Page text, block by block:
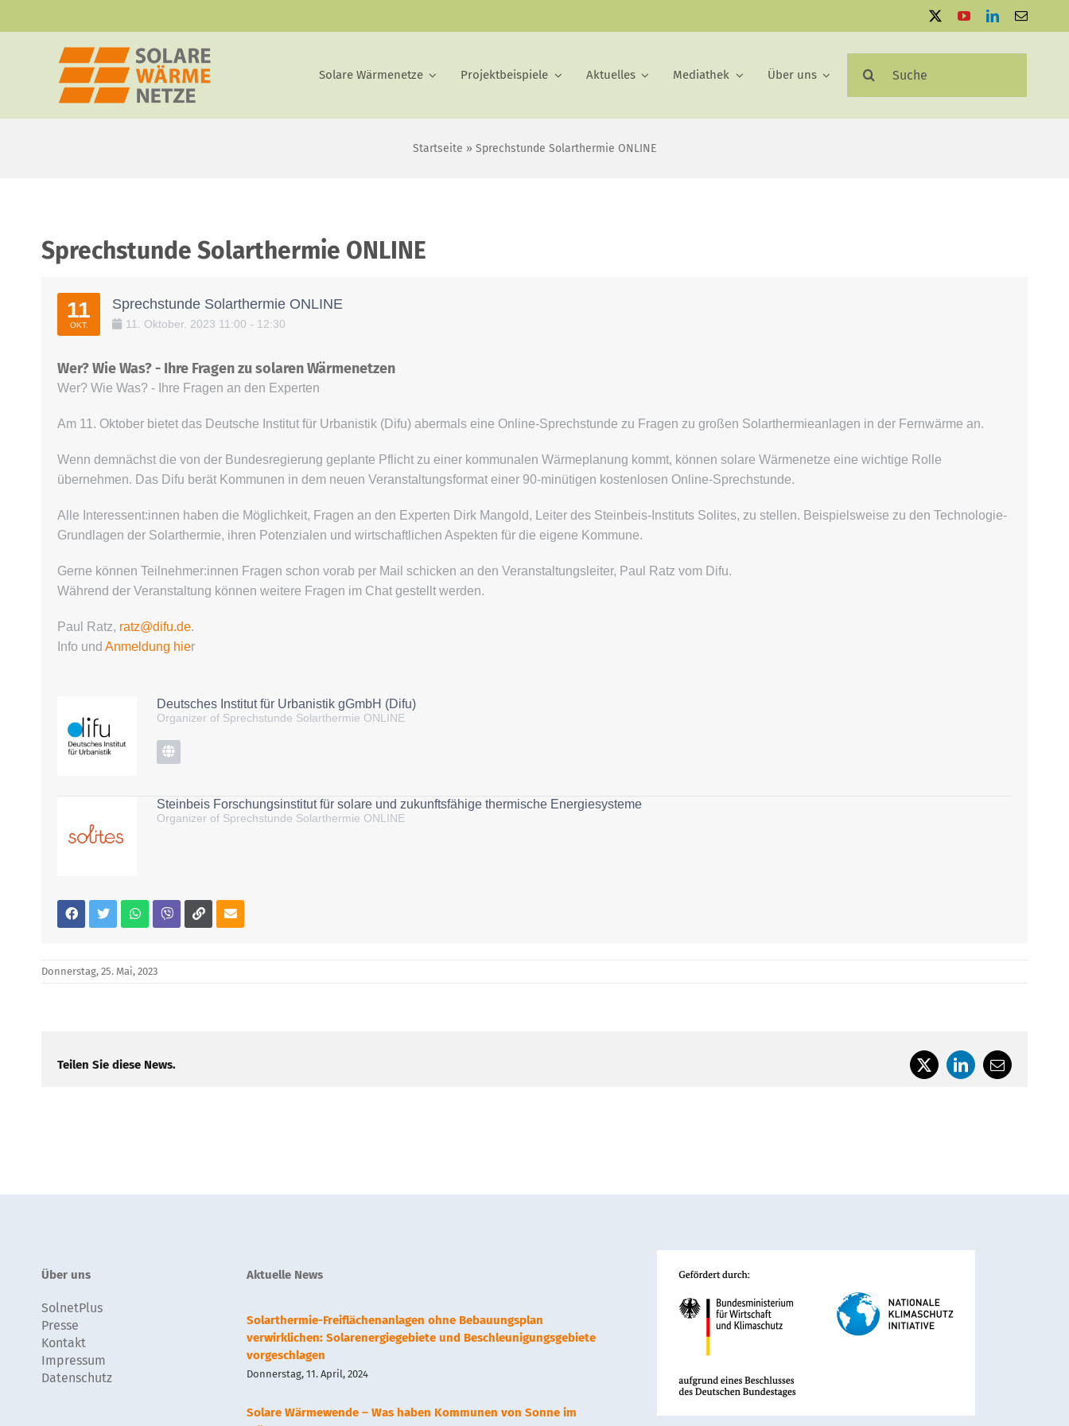
Solare Wärmenetze Projektbeispiele Aktuelles Mediathek Über uns
nach:
Startseite » Sprechstunde Solarthermie ONLINE
Sprechstunde Solarthermie ONLINE
11
OKT.
Sprechstunde Solarthermie ONLINE
11 Oktober. 2023 11:00 - 12:30
Wer? Wie Was? - Ihre Fragen zu solaren Wärmenetzen
Wer? Wie Was? - Ihre Fragen an den Experten
Am 11. Oktober bietet das Deutsche Institut für Urbanistik (Difu) abermals eine Online-Sprechstunde zu Fragen zu großen Solarthermieanlagen in der Fernwärme an.
Wenn demnächst die von der Bundesregierung geplante Pflicht zu einer kommunalen Wärmeplanung kommt, können solare Wärmenetze eine wichtige Rolle
übernehmen. Das Difu berät Kommunen in dem neuen Veranstaltungsformat einer 90-minütigen kostenlosen Online-Sprechstunde.
Alle Interessent:innen haben die Möglichkeit, Fragen an den Experten Dirk Mangold, Leiter des Steinbeis-Instituts Solites, zu stellen. Beispielsweise zu den Technologie-
Grundlagen der Solarthermie, ihren Potenzialen und wirtschaftlichen Aspekten für die eigene Kommune.
Gerne können Teilnehmer:innen Fragen schon vorab per Mail schicken an den Veranstaltungsleiter, Paul Ratz vom Difu.
Während der Veranstaltung können weitere Fragen im Chat gestellt werden.
Paul Ratz, ratz@difu.de.
Info und Anmeldung hier
Deutsches Institut für Urbanistik gGmbH (Difu)
Organizer of Sprechstunde Solarthermie ONLINE
Steinbeis Forschungsinstitut für solare und zukunftsfähige thermische Energiesysteme
Organizer of Sprechstunde Solarthermie ONLINE
Donnerstag, 25. Mai, 2023
Teilen Sie diese News. X LinkedIn
E-
Über uns
SolnetPlus
Presse
Kontakt
Impressum
Datenschutz
Aktuelle News
Solarthermie-Freiflächenanlagen ohne Bebauungsplan
verwirklichen: Solarenergiegebiete und Beschleunigungsgebiete
vorgeschlagen
Donnerstag, 11. April, 2024
Solare Wärmewende – Was haben Kommunen von Sonne im